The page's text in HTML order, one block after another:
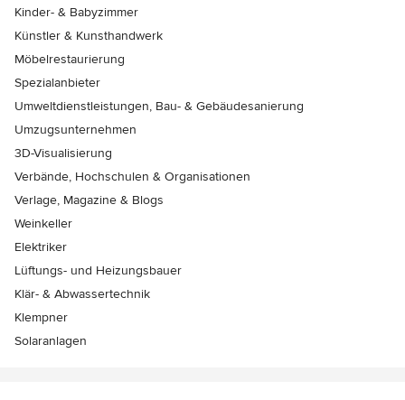
Kinder- & Babyzimmer
Künstler & Kunsthandwerk
Möbelrestaurierung
Spezialanbieter
Umweltdienstleistungen, Bau- & Gebäudesanierung
Umzugsunternehmen
3D-Visualisierung
Verbände, Hochschulen & Organisationen
Verlage, Magazine & Blogs
Weinkeller
Elektriker
Lüftungs- und Heizungsbauer
Klär- & Abwassertechnik
Klempner
Solaranlagen